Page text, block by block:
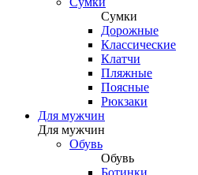
Сумки
Дорожные
Классические
Клатчи
Пляжные
Поясные
Рюкзаки
Для мужчин
Для мужчин
Обувь
Обувь
Ботинки